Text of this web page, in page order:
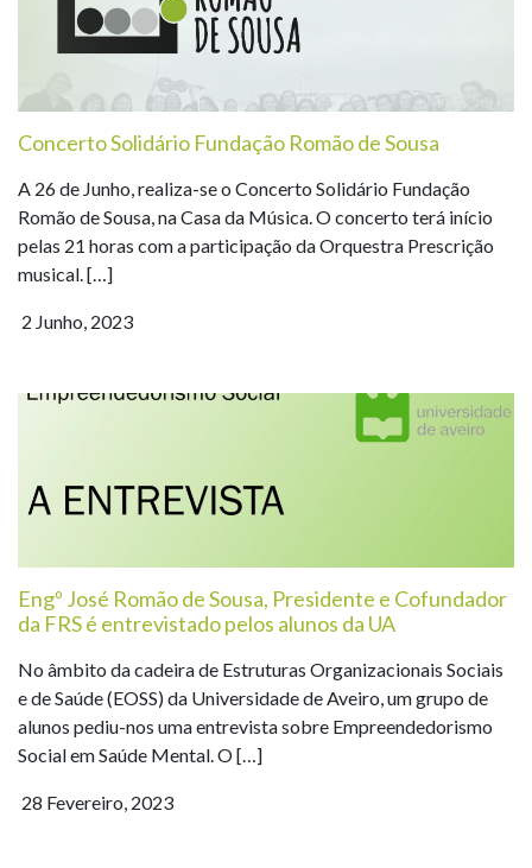
Concerto Solidário Fundação Romão de Sousa
A 26 de Junho, realiza-se o Concerto Solidário Fundação
Romão de Sousa, na Casa da Música. O concerto terá início
pelas 21 horas com a participação da Orquestra Prescrição
musical. […]
2 Junho, 2023
Engº José Romão de Sousa, Presidente e Cofundador
da FRS é entrevistado pelos alunos da UA
No âmbito da cadeira de Estruturas Organizacionais Sociais
e de Saúde (EOSS) da Universidade de Aveiro, um grupo de
alunos pediu-nos uma entrevista sobre Empreendedorismo
Social em Saúde Mental. O […]
28 Fevereiro, 2023